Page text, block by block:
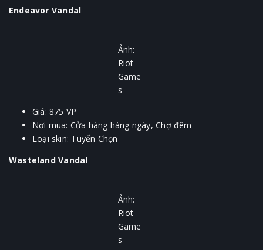
Endeavor Vandal
Ảnh:
Riot
Game
s
Giá: 875 VP
Nơi mua: Cửa hàng hàng ngày, Chợ đêm
Loại skin: Tuyển Chọn
Wasteland Vandal
Ảnh:
Riot
Game
s